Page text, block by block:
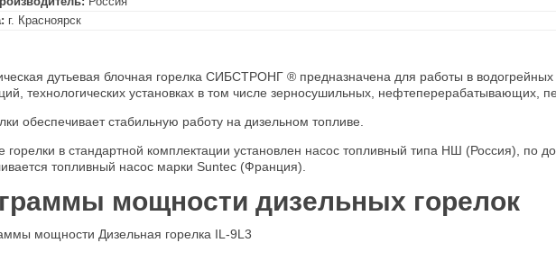
г. Красноярск
дутьевая блочная горелка СИБСТРОНГ ® предназначена для работы в
технологических установках в том числе зерносушильных, нефтеперерабатывающих,
обеспечивает стабильную работу на дизельном топливе.
горелки в стандартной комплектации установлен насос топливный типа НШ (Россия), по
топливный насос марки Suntec (Франция).
мощности дизельных горелок